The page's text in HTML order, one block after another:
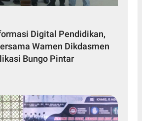
Digital Pendidikan,
Wamen Dikdasmen
Bungo Pintar